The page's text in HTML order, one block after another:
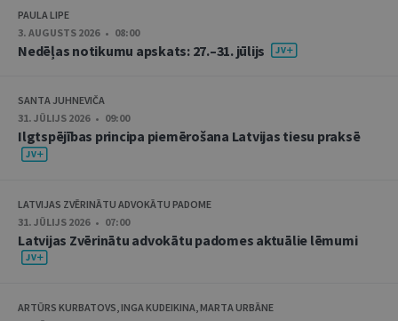
PAULA LIPE
3. AUGUSTS 2026 • 08:00
Nedēļas notikumu apskats: 27.–31. jūlijs
SANTA JUHNEVIČA
31. JŪLIJS 2026 • 09:00
Ilgtspējības principa piemērošana Latvijas tiesu praksē
LATVIJAS ZVĒRINĀTU ADVOKĀTU PADOME
31. JŪLIJS 2026 • 07:00
Latvijas Zvērinātu advokātu padomes aktuālie lēmumi
ARTŪRS KURBATOVS, INGA KUDEIKINA, MARTA URBĀNE